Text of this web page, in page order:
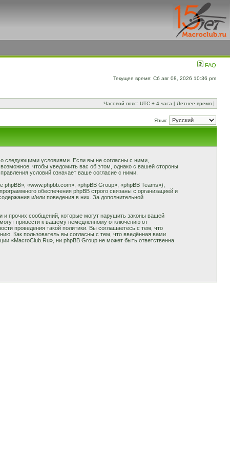
FAQ
Текущее время: Сб авг 08, 2026 10:36 pm
Часовой пояс: UTC + 4 часа [ Летнее время ]
Язык:
следующими условиями. Если вы не согласны с ними,
чтобы уведомить вас об этом, однако с вашей стороны
условий означает ваше согласие с ними.
«www.phpbb.com», «phpBB Group», «phpBB Teams»),
обеспечения phpBB строго связаны с организацией и
и/или поведения в них. За дополнительной
и прочих сообщений, которые могут нарушить законы вашей
привести к вашему немедленному отключению от
проведения такой политики. Вы соглашаетесь с тем, что
Как пользователь вы согласны с тем, что введённая вами
«MacroClub.Ru», ни phpBB Group не может быть ответственна